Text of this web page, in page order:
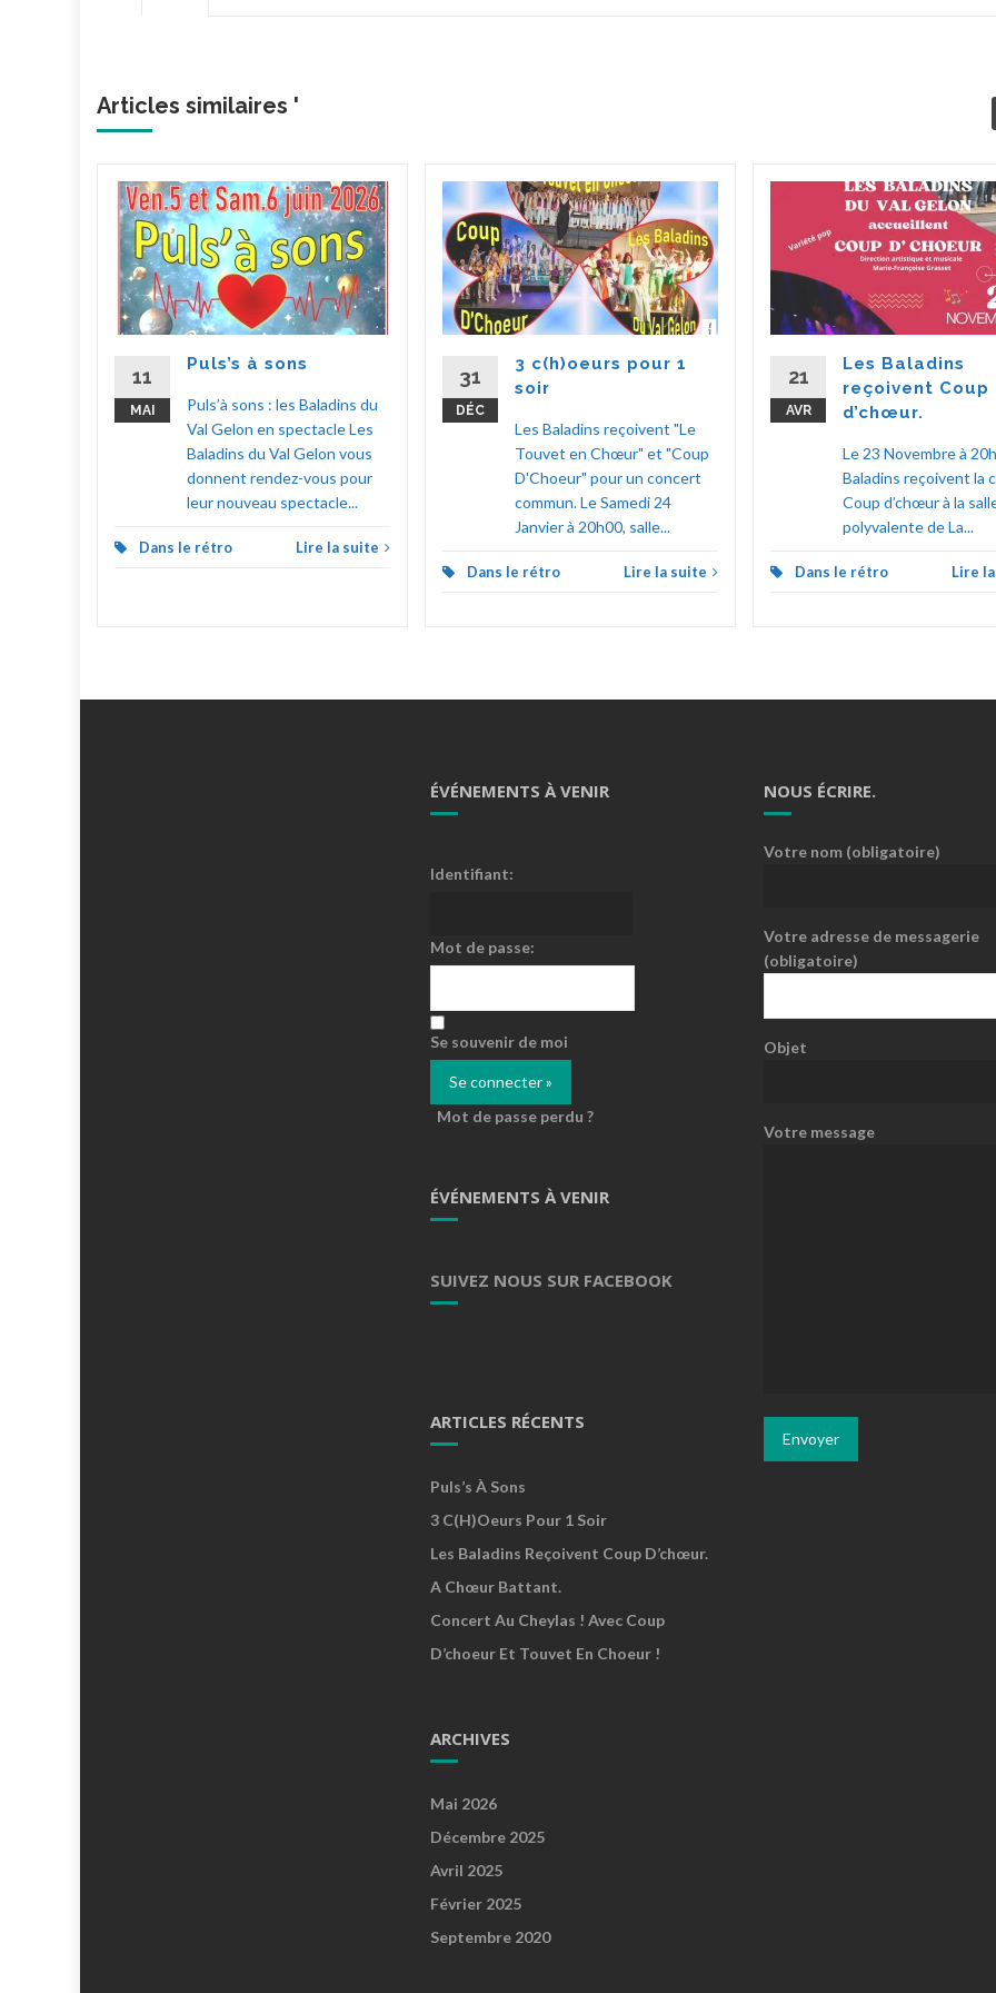
Articles similaires '
11
MAI
Puls’s à sons
Puls’à sons : les Baladins du
Val Gelon en spectacle Les
Baladins du Val Gelon vous
donnent rendez-vous pour
leur nouveau spectacle...
Dans le rétro Lire la suite
31
DÉC
3 c(h)oeurs pour 1
soir
Les Baladins reçoivent "Le
Touvet en Chœur" et "Coup
D'Choeur" pour un concert
commun. Le Samedi 24
Janvier à 20h00, salle...
Dans le rétro Lire la suite
21
AVR
Les Baladins
reçoivent Coup
d’chœur.
Le 23 Novembre à
Baladins reçoivent la
Coup d’chœur à la
polyvalente de La...
Dans le rétro Lire
ÉVÉNEMENTS À VENIR
Identifiant:
Mot de passe:
Se souvenir de moi
Mot de passe perdu ?
ÉVÉNEMENTS À VENIR
SUIVEZ NOUS SUR FACEBOOK
ARTICLES RÉCENTS
Puls’s À Sons
3 C(h)oeurs Pour 1 Soir
Les Baladins Reçoivent Coup D’chœur.
A Chœur Battant.
Concert Au Cheylas ! Avec Coup
D’choeur Et Touvet En Choeur !
ARCHIVES
Mai 2026
Décembre 2025
Avril 2025
Février 2025
Septembre 2020
NOUS ÉCRIRE.
Votre nom (obligatoire)
Votre adresse de messagerie
(obligatoire)
Objet
Votre message